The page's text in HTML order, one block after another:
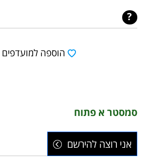
הוספה למועדפים
סמסטר א פתוח
אני רוצה להירשם